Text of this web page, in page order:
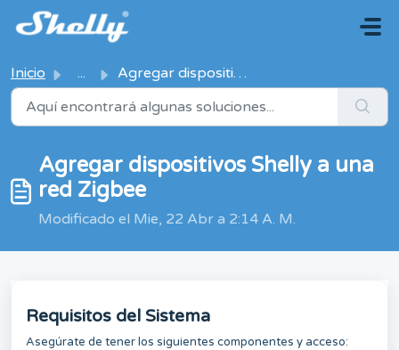
Saltar al contenido principal
Inicio ... Agregar dispositivos Shelly a una red Zigbee
Agregar dispositivos Shelly a una
red Zigbee
Modificado el Mie, 22 Abr a 2:14 A. M.
Requisitos del Sistema
Asegúrate de tener los siguientes componentes y acceso: